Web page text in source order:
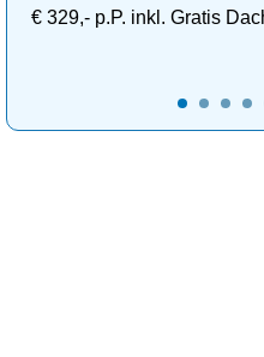
€ 329,- p.P. inkl. Gratis